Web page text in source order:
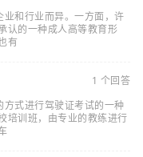
和行业而异。一方面，许
认的一种成人高等教育形
有
1 个回答
式进行驾驶证考试的一种
培训班，由专业的教练进行